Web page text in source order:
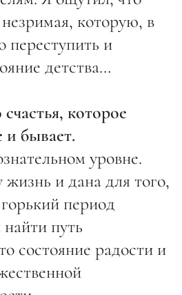
незримая, которую, в
и
детства…
которое
и бывает.
уровне.
и дана для того,
период
путь
состояние радости и